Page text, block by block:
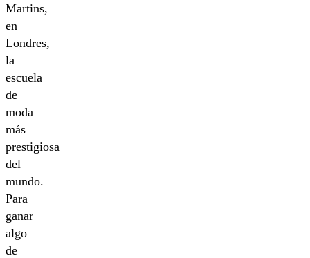
Martins,
en
Londres,
la
escuela
de
moda
más
prestigiosa
del
mundo.
Para
ganar
algo
de